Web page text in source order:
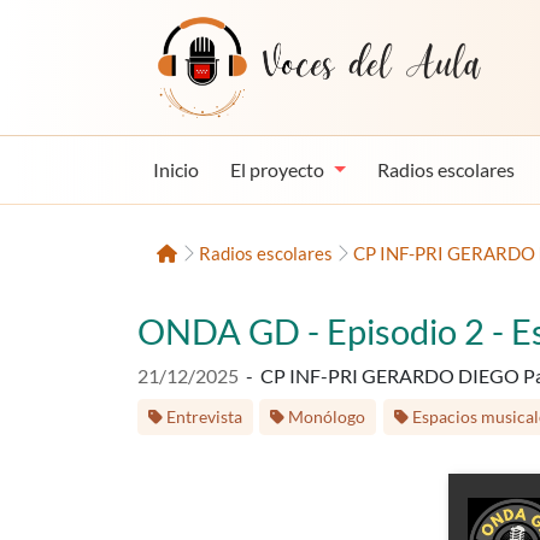
Voces del Aula
Inicio El proyecto Radios escolares
InicioRadios escolares CP INF-PRI
ONDA GD - Episodio 2 -
Fecha de publicación:
21/12/2025 - CP INF-PRI GERARDO DIEGO
Etiquetas:
Entrevista Monólogo Espacios